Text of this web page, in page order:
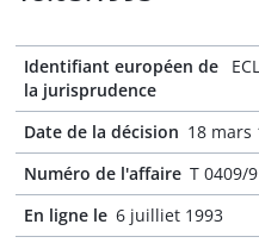
Identifiant européen de
la jurisprudence
Date de la décision 18 mars
Numéro de l'affaire T 0409/
En ligne le 6 juilliet 1993